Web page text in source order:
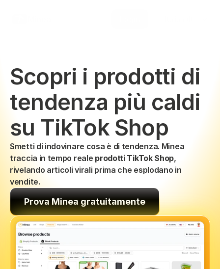
Scopri i prodotti di
tendenza più caldi
su TikTok Shop
Smetti di indovinare cosa è di tendenza. Minea
traccia in tempo reale prodotti TikTok Shop,
rivelando articoli virali prima che esplodano in
vendite.
Prova Minea gratuitamente